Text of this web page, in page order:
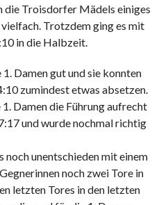
die Troisdorfer Mädels einiges
Trotzdem ging es mit
in die Halbzeit.
Damen gut und sie konnten
zumindest etwas absetzen.
Damen die Führung aufrecht
und wurde nochmal richtig
noch unentschieden mit einem
noch zwei Tore in
letzten Tores in den letzten